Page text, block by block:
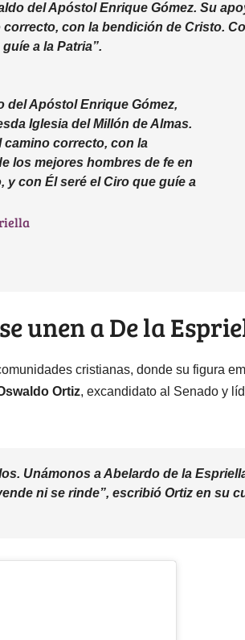
del Apóstol Enrique Gómez. Su
correcto, con la bendición de Cristo.
a la Patria”.
del Apóstol Enrique Gómez,
Iglesia del Millón de Almas.
camino correcto, con la
los mejores hombres de fe en
y con Él seré el Ciro que guíe a
unen a De la
cristianas, donde su figura
Ortiz, excandidato al Senado y
Unámonos a Abelardo de la
ni se rinde”, escribió Ortiz en su